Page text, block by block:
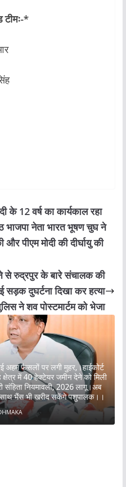
टीमः-*
के 12 वर्ष का कार्यकाल रहा
भाजपा नेता भारत भूषण चुघ ने
और पीएम मोदी की दीर्घायु की
से रुद्रपुर के बारे संचालक की
सड़क दुघर्टना दिखा कर हत्या
ने शव पोस्टमार्टम को भेजा
अहम फैसलों पर लगी मुहर,।हाईकोर्ट
क्षेत्र में 40 हेक्टेयर जमीन देने को मिली
संहिता नियमावली, 2026 लागू।अब
भैंस भी खरीद सकेंगे पशुपालक।।